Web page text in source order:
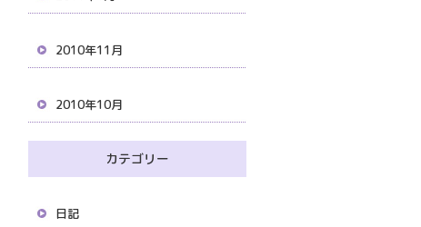
2010年11月
2010年10月
カテゴリー
日記